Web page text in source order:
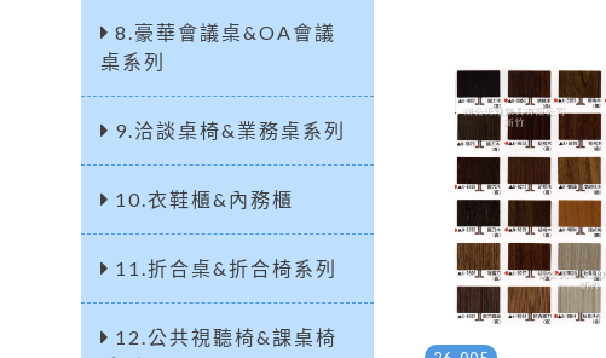
8.豪華會議桌&OA會議
桌系列
9.洽談桌椅&業務桌系列
10.衣鞋櫃&內務櫃
11.折合桌&折合椅系列
12.公共視聽椅&課桌椅